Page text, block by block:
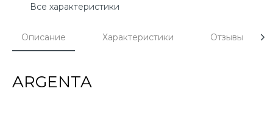
Все характеристики
Описание Характеристики Отзывы
ARGENTA